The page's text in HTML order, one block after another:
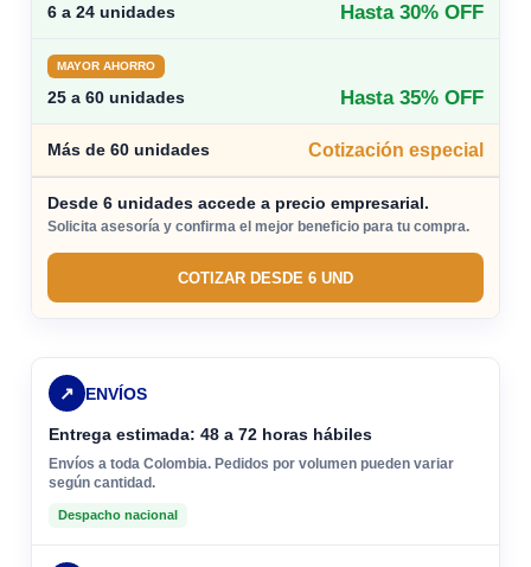
6 a 24 unidades Hasta 30% OFF
MAYOR AHORRO
25 a 60 unidades Hasta 35% OFF
Más de 60 unidades Cotización especial
Desde 6 unidades accede a precio empresarial.
Solicita asesoría y confirma el mejor beneficio para tu compra.
COTIZAR DESDE 6 UND
↗ ENVÍOS
Entrega estimada: 48 a 72 horas hábiles
Envíos a toda Colombia. Pedidos por volumen pueden variar
según cantidad.
Despacho nacional